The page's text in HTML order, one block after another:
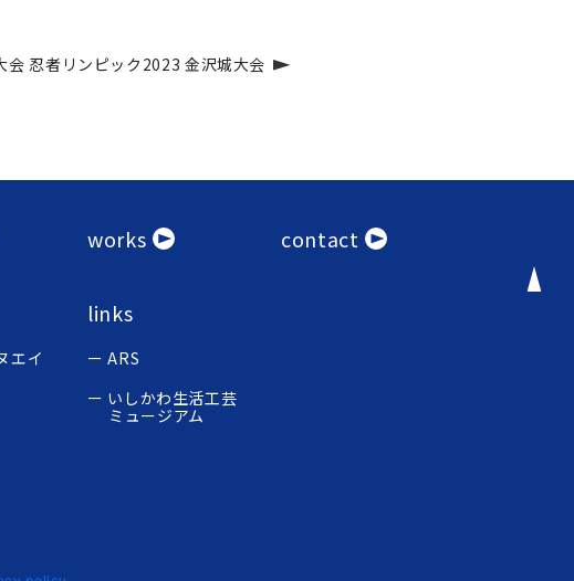
会 忍者リンピック2023 金沢城大会
works contact
エイ
links
ARS
いしかわ生活工芸
ミュージアム